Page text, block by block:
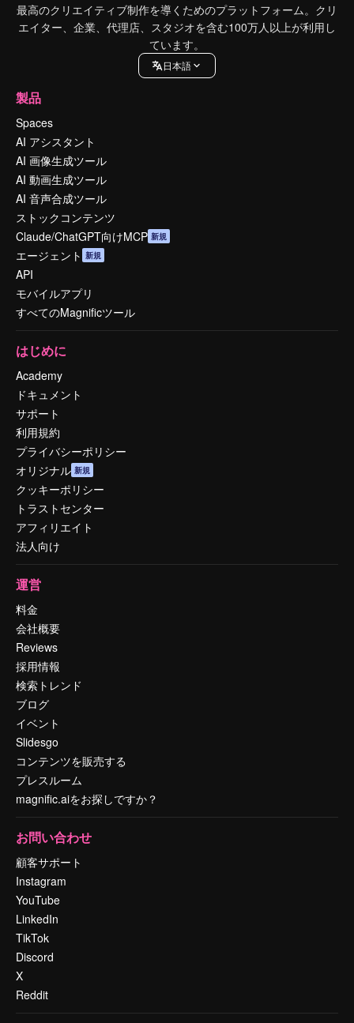
最高のクリエイティブ制作を導くためのプラットフォーム。クリ
エイター、企業、代理店、スタジオを含む100万人以上が利用し
ています。
日本語
製品
Spaces
AI アシスタント
AI 画像生成ツール
AI 動画生成ツール
AI 音声合成ツール
ストックコンテンツ
Claude/ChatGPT向けMCP 新規
エージェント 新規
API
モバイルアプリ
すべてのMagnificツール
はじめに
Academy
ドキュメント
サポート
利用規約
プライバシーポリシー
オリジナル 新規
クッキーポリシー
トラストセンター
アフィリエイト
法人向け
運営
料金
会社概要
Reviews
採用情報
検索トレンド
ブログ
イベント
Slidesgo
コンテンツを販売する
プレスルーム
magnific.aiをお探しですか？
お問い合わせ
顧客サポート
Instagram
YouTube
LinkedIn
TikTok
Discord
X
Reddit